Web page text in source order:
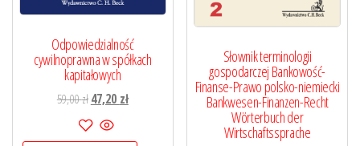
Odpowiedzialność
cywilnoprawna w spółkach
kapitałowych
59,00złPierwotna
cena
wynosiła:
47,20 złAktualna
Słownik terminologii
gospodarczej Bankowość-
Finanse-Prawo polsko-niemiecki
Bankwesen-Finanzen-Recht
Wörterbuch der
Wirtschaftssprache